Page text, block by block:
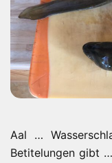
Aal …
Betitelungen gibt